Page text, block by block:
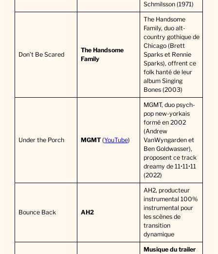
Schmilsson (1971)
Don’t Be Scared
The Handsome
Family
The Handsome
Family, duo alt-
country gothique de
Chicago (Brett
Sparks et Rennie
Sparks), offrent ce
folk hanté de leur
album Singing
Bones (2003)
Under the Porch MGMT(YouTube)
MGMT, duo psych-
pop new-yorkais
formé en 2002
(Andrew
VanWyngarden et
Ben Goldwasser),
proposent ce track
dreamy de 11•11•11
(2022)
Bounce Back AH2
AH2, producteur
instrumental 100%
instrumental pour
les scènes de
transition
dynamique
Musique du trailer